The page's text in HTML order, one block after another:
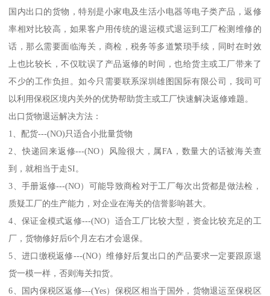
国内出口的货物，特别是小家电及生活小电器等电子类产品，返修
率相对比较高，如果客户用传统的退运模式退运到工厂检测维修的
话，那么需要面临海关，商检，税务等多道繁琐手续，同时在时效
上也比较长，不仅耽误了产品返修的时间，也给货主或工厂带来了
不少的工作负担。如今只需要联系深圳雄图国际有限公司，我司可
以利用保税区境内关外的优势帮助货主或工厂快速解决返修难题。
出口货物退运解决方法：
1、配货---(NO)只适合小批量货物
2、快递回来返修---(NO）风险很大，属FA，数量大的话被海关查
到，就相当于走SI。
3、手册返修---(NO）可能导致商检对于工厂每次出货都是做法检，
质疑工厂的生产能力，对企业在海关的信誉影响甚大。
4、保证金模式返修---(NO）适合工厂比较大型，资金比较充足的工
厂，货物修好后6个月左右才会退保。
5、进口缴税返修---(NO）维修好后复出口的产品要求一定要跟原退
货一模一样，否则海关扣货。
6、国内保税区返修---(Yes）保税区相当于国外，货物退运至保税区